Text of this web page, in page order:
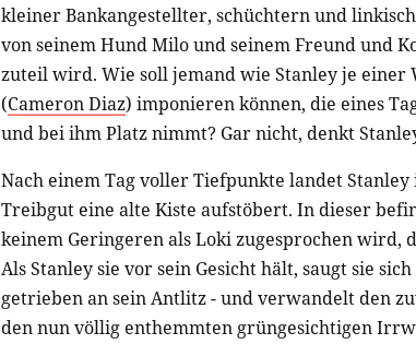
kleiner Bankangestellter, schüchtern und
von seinem Hund Milo und seinem Freund und
zuteil wird. Wie soll jemand wie Stanley je
(Cameron Diaz) imponieren können, die eines
und bei ihm Platz nimmt? Gar nicht, denkt
Nach einem Tag voller Tiefpunkte landet
Treibgut eine alte Kiste aufstöbert. In dieser
keinem Geringeren als Loki zugesprochen wird,
Als Stanley sie vor sein Gesicht hält, saugt sie
getrieben an sein Antlitz - und verwandelt den
den nun völlig enthemmten grüngesichtigen